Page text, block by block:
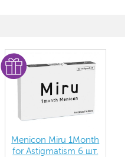
Menicon Miru 1Month
for Astigmatism 6 шт.